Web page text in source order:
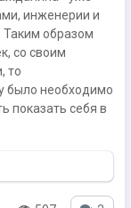
инженерии и
Таким образом
со своим
то
было необходимо
показать себя в